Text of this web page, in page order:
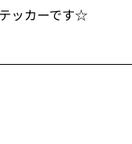
ッカーです☆